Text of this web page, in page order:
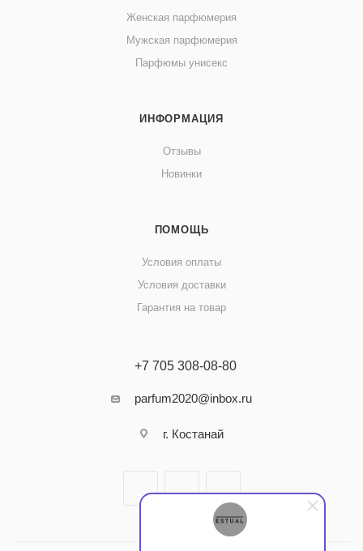
Женская парфюмерия
Мужская парфюмерия
Парфюмы унисекс
ИНФОРМАЦИЯ
Отзывы
Новинки
ПОМОЩЬ
Условия оплаты
Условия доставки
Гарантия на товар
+7 705 308-08-80
parfum2020@inbox.ru
г. Костанай